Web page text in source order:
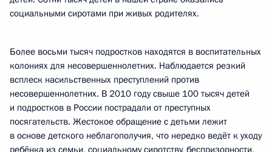
социальными сиротами при живых родителях.
Более восьми тысяч подростков находятся в воспитательных
колониях для несовершеннолетних. Наблюдается резкий
всплеск насильственных преступлений против
несовершеннолетних. В 2010 году свыше 100 тысяч детей
и подростков в России пострадали от преступных
посягательств. Жестокое обращение с детьми лежит
в основе детского неблагополучия, что нередко ведёт к уходу
ребёнка из семьи, социальному сиротству, беспризорности,